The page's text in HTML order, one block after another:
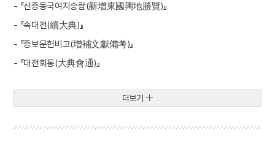
- 『신증동국여지승람(新增東國輿地勝覽)』
- 『속대전(續大典)』
- 『증보문헌비고(增補文獻備考)』
- 『대전회통(大典會通)』
더보기